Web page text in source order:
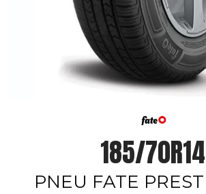
185/70R14
PNEU FATE